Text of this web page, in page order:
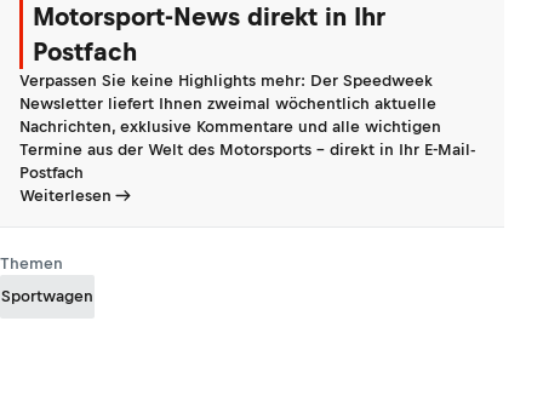
Motorsport-News direkt in Ihr
Postfach
Verpassen Sie keine Highlights mehr: Der Speedweek
Newsletter liefert Ihnen zweimal wöchentlich aktuelle
Nachrichten, exklusive Kommentare und alle wichtigen
Termine aus der Welt des Motorsports - direkt in Ihr E-Mail-
Postfach
Weiterlesen
Themen
Sportwagen